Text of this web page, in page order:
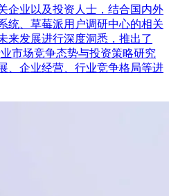
企业以及投资人士，结合国内外
统、草莓派用户调研中心的相关
来发展进行深度洞悉，推出了
业市场竞争态势与投资策略研究
、企业经营、行业竞争格局等进